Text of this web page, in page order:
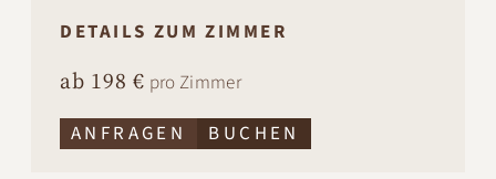
DETAILS ZUM ZIMMER
ab 198 € pro Zimmer
ANFRAGEN
BUCHEN